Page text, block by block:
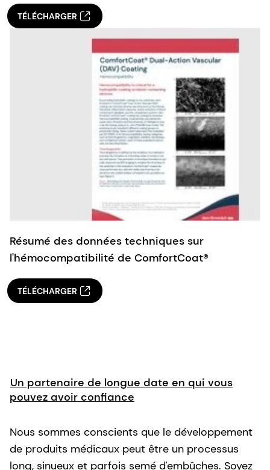
TÉLÉCHARGER
Résumé des données techniques sur
l'hémocompatibilité de ComfortCoat®
TÉLÉCHARGER
Un partenaire de longue date en qui vous
pouvez avoir confiance
Nous sommes conscients que le développement
de produits médicaux peut être un processus
long, sinueux et parfois semé d'embûches. Soyez